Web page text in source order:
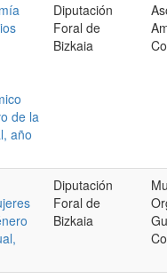
de la
año
Diputación
Foral de
Bizkaia
Diputación
Foral de
Bizkaia